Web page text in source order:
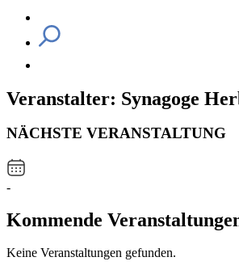
Veranstalter: Synagoge
NÄCHSTE VERANSTALTUNG
-
Kommende
Keine Veranstaltungen gefunden.